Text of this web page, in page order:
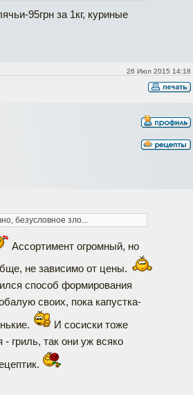
95грн за 1кг, куриные
26 Июл 2015 14:18
безусловное зло...
Ассортимент огромный, но
не зависимо от цены.
способ формирования
своих, пока капустка-
И сосиски тоже
- гриль, так они уж всяко